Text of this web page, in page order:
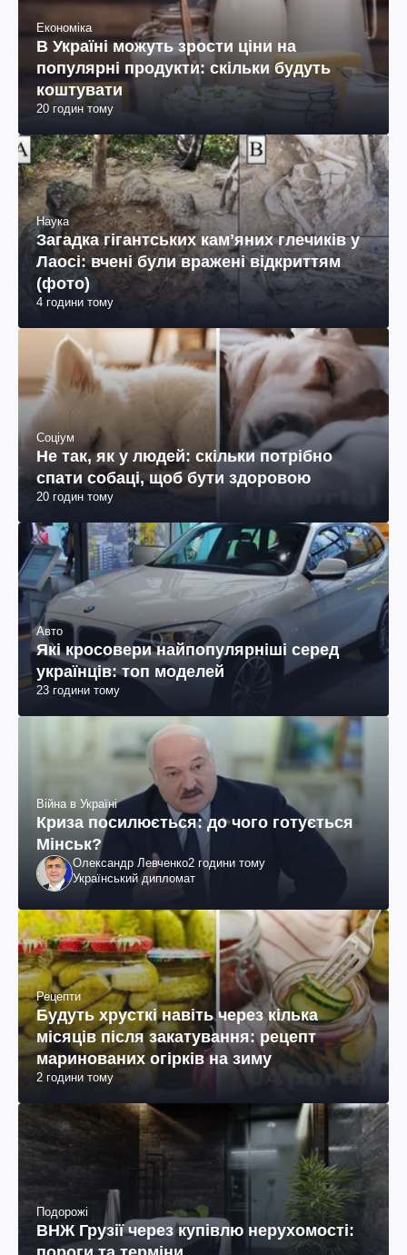
Економіка
В Україні можуть зрости ціни на
популярні продукти: скільки будуть
коштувати
20 годин тому
Наука
Загадка гігантських камʼяних глечиків у
Лаосі: вчені були вражені відкриттям
(фото)
4 години тому
Соціум
Не так, як у людей: скільки потрібно
спати собаці, щоб бути здоровою
20 годин тому
Авто
Які кросовери найпопулярніші серед
українців: топ моделей
23 години тому
Війна в Україні
Криза посилюється: до чого готується
Мінськ?
Олександр Левченко2 години тому
Український дипломат
Рецепти
Будуть хрусткі навіть через кілька
місяців після закатування: рецепт
маринованих огірків на зиму
2 години тому
Подорожі
ВНЖ Грузії через купівлю нерухомості: